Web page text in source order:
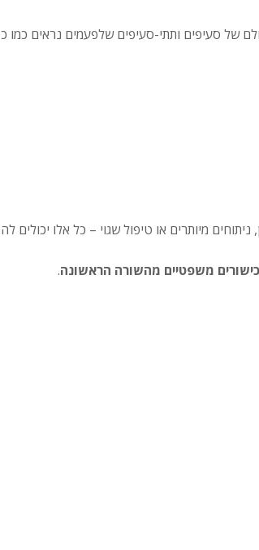
של סעיפים ותתי-סעיפים שלפעמים נראים כמו
ניתוחים מיותרים או טיפול שגוי – כל אלו יכולים
כישורים משפטיים מהשורה הראשונה.